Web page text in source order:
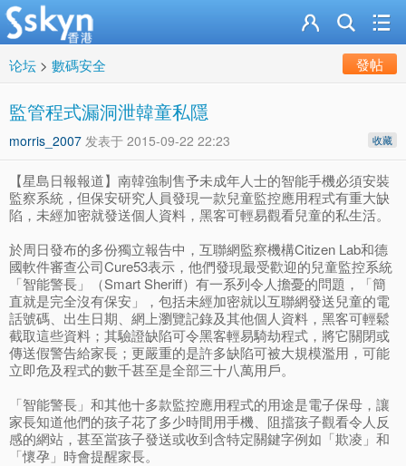
论坛 > 數碼安全 發帖
監管程式漏洞泄韓童私隱
收藏
morris_2007 发表于 2015-09-22 22:23
【星島日報報道】南韓強制售予未成年人士的智能手機必須安裝
監察系統，但保安研究人員發現一款兒童監控應用程式有重大缺
陷，未經加密就發送個人資料，黑客可輕易觀看兒童的私生活。
於周日發布的多份獨立報告中，互聯網監察機構Citizen Lab和德
國軟件審查公司Cure53表示，他們發現最受歡迎的兒童監控系統
「智能警長」（Smart Sheriff）有一系列令人擔憂的問題，「簡
直就是完全沒有保安」，包括未經加密就以互聯網發送兒童的電
話號碼、出生日期、網上瀏覽記錄及其他個人資料，黑客可輕鬆
截取這些資料；其驗證缺陷可令黑客輕易騎劫程式，將它關閉或
傳送假警告給家長；更嚴重的是許多缺陷可被大規模濫用，可能
立即危及程式的數千甚至是全部三十八萬用戶。
「智能警長」和其他十多款監控應用程式的用途是電子保母，讓
家長知道他們的孩子花了多少時間用手機、阻擋孩子觀看令人反
感的網站，甚至當孩子發送或收到含特定關鍵字例如「欺凌」和
「懷孕」時會提醒家長。